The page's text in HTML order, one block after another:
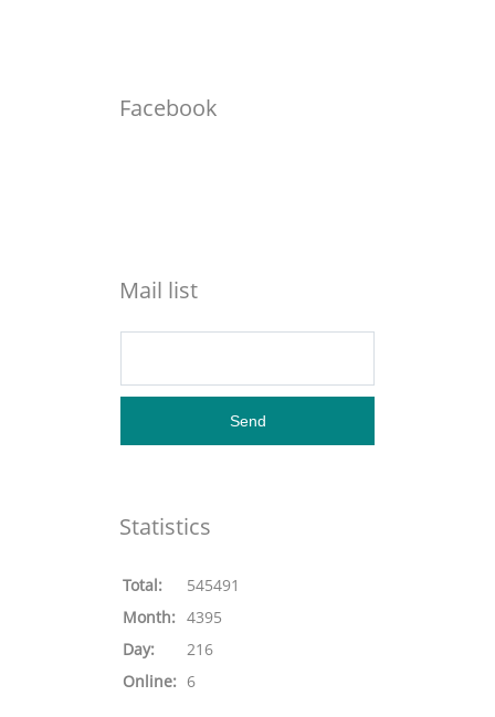
Facebook
Mail list
Statistics
Online: 6
Total:
545491
Month: 4395
Day:
216